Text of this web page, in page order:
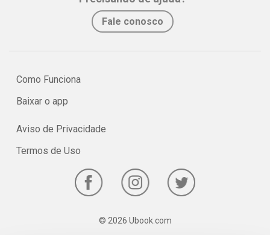
Fale conosco
Como Funciona
Baixar o app
Aviso de Privacidade
Termos de Uso
© 2026 Ubook.com